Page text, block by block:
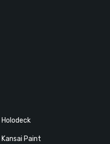
Holodeck
Kansai Paint